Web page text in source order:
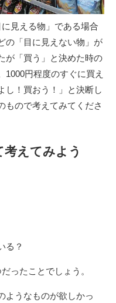
見える物」である場合
の「目に見えない物」が
が「買う」と決めた時の
1000円程度のすぐに買え
し！買おう！」と決断し
もので考えてみてくださ
えてみよう
る？
ったことでしょう。
ようなものが欲しかっ